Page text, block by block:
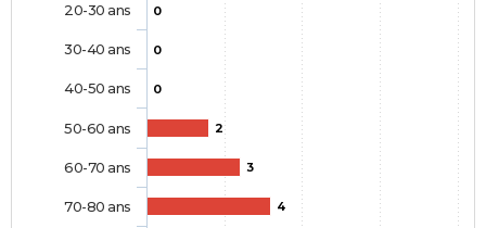
0
0
0
2
3
4
20-30 ans
30-40 ans
40-50 ans
50-60 ans
60-70 ans
70-80 ans